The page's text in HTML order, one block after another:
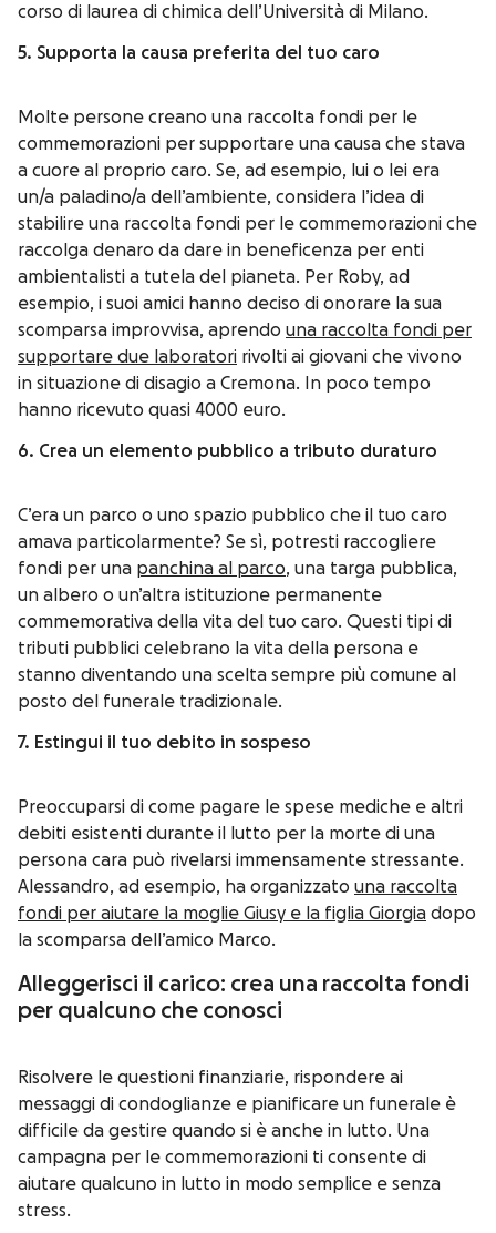
corso di laurea di chimica dell’Università di Milano.
5. Supporta la causa preferita del tuo caro
Molte persone creano una raccolta fondi per le
commemorazioni per supportare una causa che stava
a cuore al proprio caro. Se, ad esempio, lui o lei era
un/a paladino/a dell’ambiente, considera l’idea di
stabilire una raccolta fondi per le commemorazioni che
raccolga denaro da dare in beneficenza per enti
ambientalisti a tutela del pianeta. Per Roby, ad
esempio, i suoi amici hanno deciso di onorare la sua
scomparsa improvvisa, aprendo una raccolta fondi per
supportare due laboratori rivolti ai giovani che vivono
in situazione di disagio a Cremona. In poco tempo
hanno ricevuto quasi 4000 euro.
6. Crea un elemento pubblico a tributo duraturo
C’era un parco o uno spazio pubblico che il tuo caro
amava particolarmente? Se sì, potresti raccogliere
fondi per una panchina al parco, una targa pubblica,
un albero o un’altra istituzione permanente
commemorativa della vita del tuo caro. Questi tipi di
tributi pubblici celebrano la vita della persona e
stanno diventando una scelta sempre più comune al
posto del funerale tradizionale.
7. Estingui il tuo debito in sospeso
Preoccuparsi di come pagare le spese mediche e altri
debiti esistenti durante il lutto per la morte di una
persona cara può rivelarsi immensamente stressante.
Alessandro, ad esempio, ha organizzato una raccolta
fondi per aiutare la moglie Giusy e la figlia Giorgia dopo
la scomparsa dell’amico Marco.
Alleggerisci il carico: crea una raccolta fondi
per qualcuno che conosci
Risolvere le questioni finanziarie, rispondere ai
messaggi di condoglianze e pianificare un funerale è
difficile da gestire quando si è anche in lutto. Una
campagna per le commemorazioni ti consente di
aiutare qualcuno in lutto in modo semplice e senza
stress.